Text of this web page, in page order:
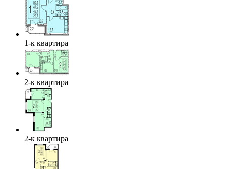
1-к квартира
2-к квартира
2-к квартира